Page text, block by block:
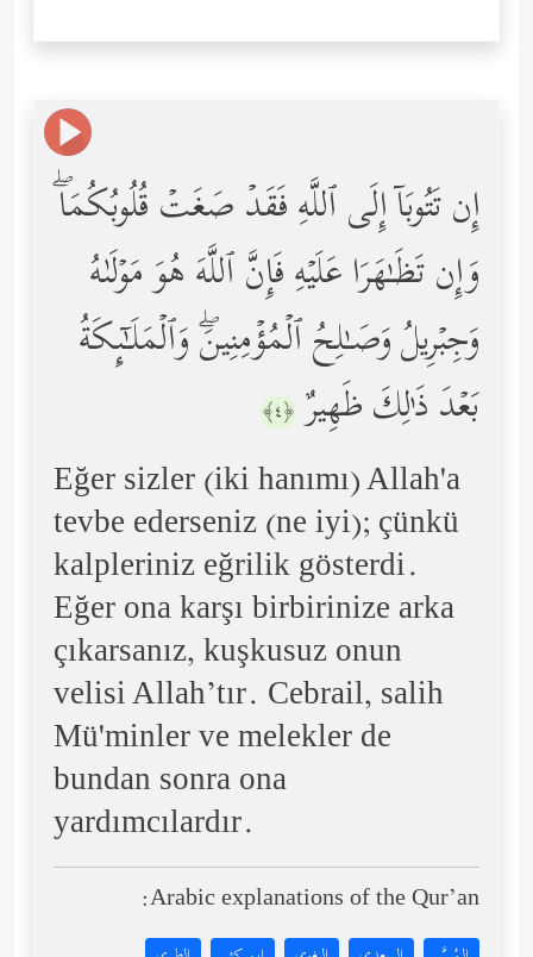
إِن تَتُوبَاۤ إِلَى ٱللَّهِ فَقَدۡ صَغَتۡ قُلُوبُكُمَاۖ
وَإِن تَظَـٰهَرَا عَلَیۡهِ فَإِنَّ ٱللَّهَ هُوَ مَوۡلَىٰهُ
وَجِبۡرِیلُ وَصَـٰلِحُ ٱلۡمُؤۡمِنِینَۖ وَٱلۡمَلَـٰۤىِٕكَةُ
بَعۡدَ ذَ ٰ⁠لِكَ ظَهِیرٌ ﴿٤﴾
Eğer sizler (iki hanımı) Allah'a
tevbe ederseniz (ne iyi); çünkü
kalpleriniz eğrilik gösterdi.
Eğer ona karşı birbirinize arka
çıkarsanız, kuşkusuz onun
velisi Allah’tır. Cebrail, salih
Mü'minler ve melekler de
bundan sonra ona
yardımcılardır.
Arabic explanations of the Qur’an: